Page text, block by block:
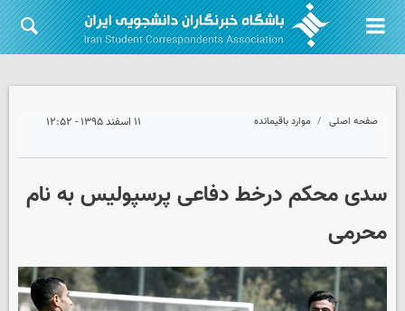
صفحه اصلی موارد باقیمانده ۱۱ اسفند ۱۳۹۵ - ۱۲:۵۲
سدی محکم درخط دفاعی پرسپولیس به نام
محرمی